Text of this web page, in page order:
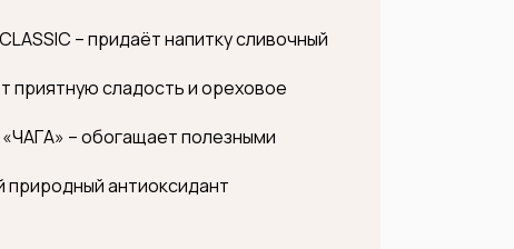
– придаёт напитку сливочный
приятную сладость и ореховое
– обогащает полезными
природный антиоксидант